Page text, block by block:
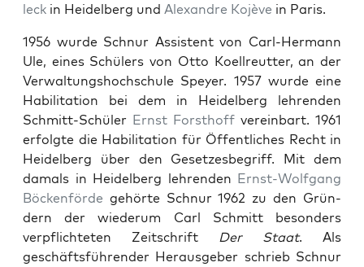
leck in Hei­del­berg und Alexan­dre Kojève in Paris.
1956 wurde Schnur Assis­tent von Carl-Her­mann
Ule, eines Schülers von Otto Koell­reut­ter, an der
Ver­wal­tung­shochschule Spey­er. 1957 wurde eine
Habil­i­ta­tion bei dem in Hei­del­berg lehren­den
Schmitt-Schüler Ernst Forsthoff vere­in­bart. 1961
erfol­gte die Habil­i­ta­tion für Öffentlich­es Recht in
Hei­del­berg über den Geset­zes­be­griff. Mit dem
damals in Hei­del­berg lehren­den Ernst-Wolf­gang
Böck­en­förde gehörte Schnur 1962 zu den Grün­
dern der wiederum Carl Schmitt beson­ders
verpflichteten Zeitschrift Der Staat. Als
geschäfts­führen­der Her­aus­ge­ber schrieb Schnur